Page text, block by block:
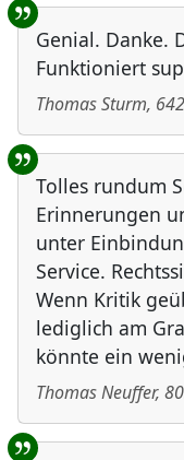
Genial. Danke.
Funktioniert
Thomas Sturm,
Tolles rundum
Erinnerungen
unter
Service.
Wenn Kritik
lediglich am
könnte ein
Thomas Neuffer,